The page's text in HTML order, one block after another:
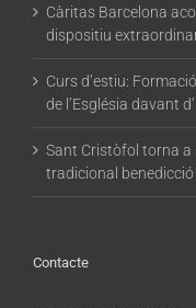
Càritas Barcelona
dispositiu
Curs d’estiu:
de l’Església davant
Sant Cristòfol torna a
tradicional
Contacte